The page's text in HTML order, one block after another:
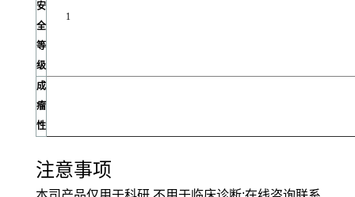
安
全
等
级
1
成
瘤
性
注意事项